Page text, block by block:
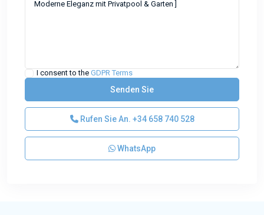
I consent to the GDPR Terms
Rufen Sie An. +34 658 740 528
WhatsApp